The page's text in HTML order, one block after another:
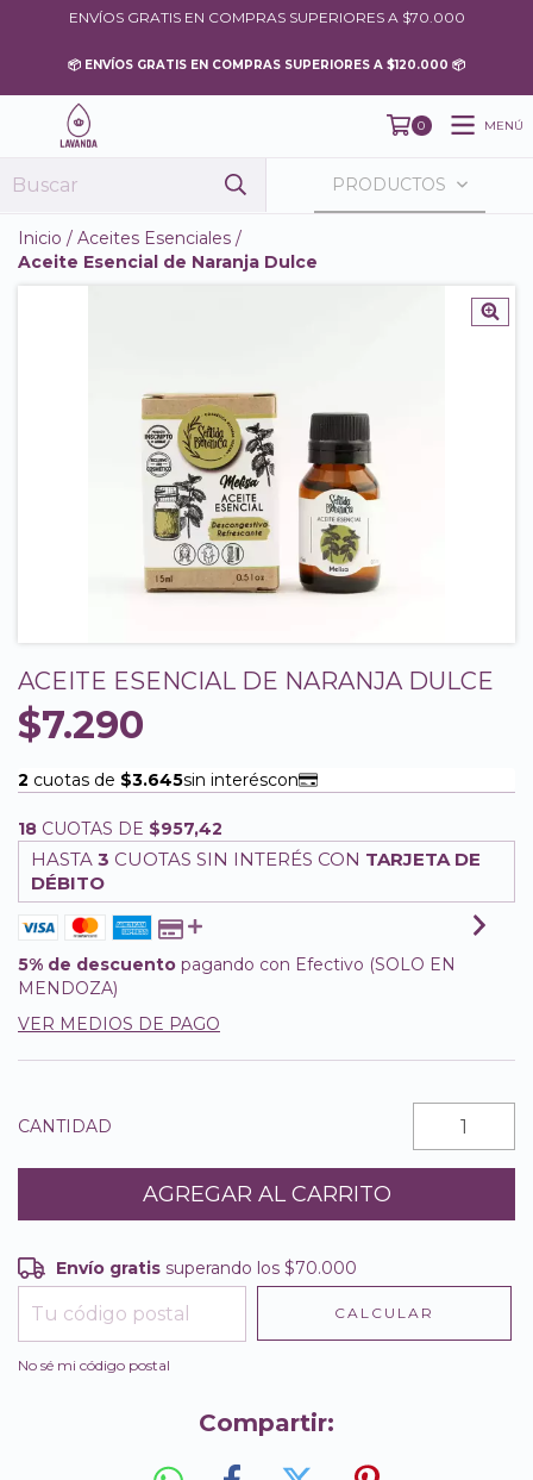
ENVÍOS GRATIS EN COMPRAS SUPERIORES A $70.000
0 MENÚ
PRODUCTOS
Inicio / Aceites Esenciales /
Aceite Esencial de Naranja Dulce
ACEITE ESENCIAL DE NARANJA DULCE
$7.290
18 CUOTAS DE $957,42
HASTA 3 CUOTAS SIN INTERÉS CON TARJETA DE
DÉBITO
5% de descuento pagando con Efectivo (SOLO EN
MENDOZA)
VER MEDIOS DE PAGO
CANTIDAD
Envío gratis $70.000
Entregas para el CP:
Envío gratis superando los$70.000
CALCULAR
No sé mi código postal
Compartir: